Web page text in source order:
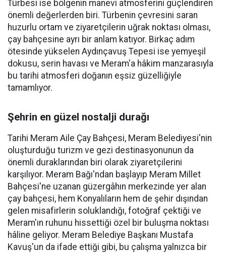
Türbesi ise bölgenin manevi atmosferini güçlendiren
önemli değerlerden biri. Türbenin çevresini saran
huzurlu ortam ve ziyaretçilerin uğrak noktası olması,
çay bahçesine ayrı bir anlam katıyor. Birkaç adım
ötesinde yükselen Aydınçavuş Tepesi ise yemyeşil
dokusu, serin havası ve Meram'a hâkim manzarasıyla
bu tarihi atmosferi doğanın eşsiz güzelliğiyle
tamamlıyor.
Şehrin en güzel nostalji durağı
Tarihi Meram Aile Çay Bahçesi, Meram Belediyesi'nin
oluşturduğu turizm ve gezi destinasyonunun da
önemli duraklarından biri olarak ziyaretçilerini
karşılıyor. Meram Bağı'ndan başlayıp Meram Millet
Bahçesi'ne uzanan güzergâhın merkezinde yer alan
çay bahçesi, hem Konyalıların hem de şehir dışından
gelen misafirlerin soluklandığı, fotoğraf çektiği ve
Meram'ın ruhunu hissettiği özel bir buluşma noktası
hâline geliyor. Meram Belediye Başkanı Mustafa
Kavuş'un da ifade ettiği gibi, bu çalışma yalnızca bir